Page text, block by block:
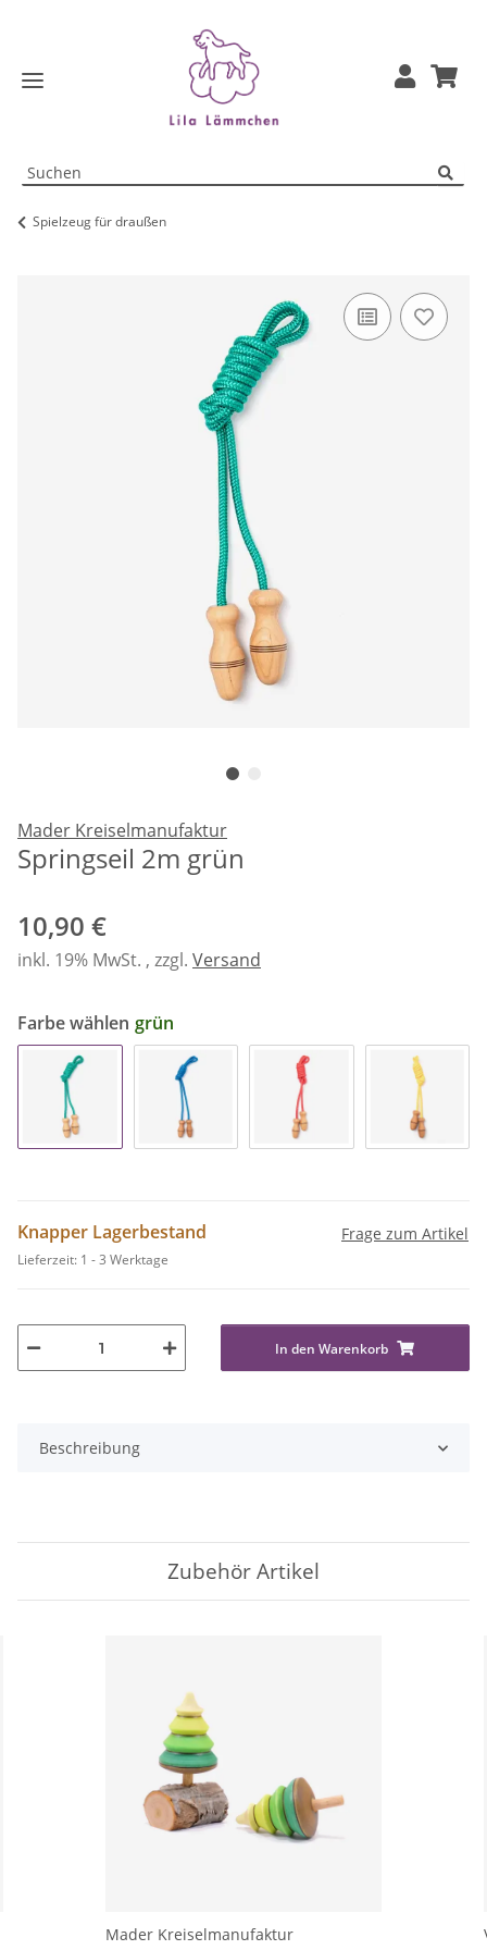
Spielzeug für draußen
Mader Kreiselmanufaktur
Springseil 2m grün
10,90 €
inkl. 19% MwSt. , zzgl. Versand
Farbe wählen grün
Knapper Lagerbestand
Lieferzeit: 1 - 3 Werktage
Frage zum Artikel
In den Warenkorb
Beschreibung
Zubehör Artikel
Mader Kreiselmanufaktur